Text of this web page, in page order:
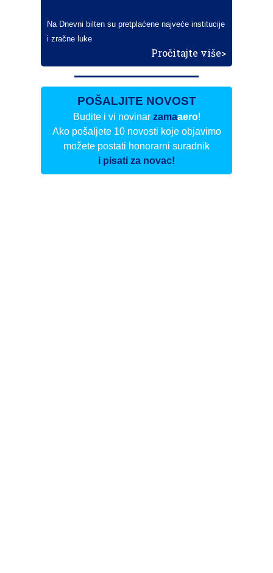
Na Dnevni bilten su pretplaćene najveće institucije
i zračne luke
Pročitajte više>
POŠALJITE NOVOST
Budite i vi novinar zamaaero!
Ako pošaljete 10 novosti koje objavimo
možete postati honorarni suradnik
i pisati za novac!